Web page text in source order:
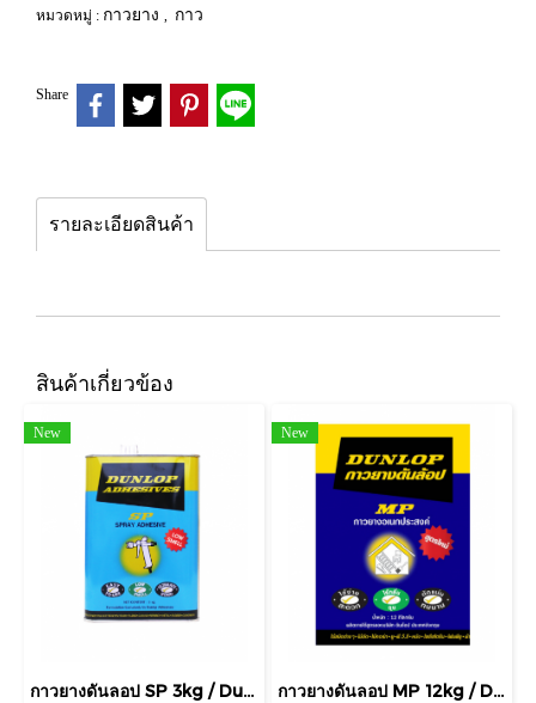
หมวดหมู่ : กาวยาง , กาว
Share
รายละเอียดสินค้า
สินค้าเกี่ยวข้อง
New
กาวยางดันลอป SP 3kg / Dunlop Spray Adhesive
New
กาวยางดันลอป MP 12kg / Dunlop Multi Purpose Adhesive